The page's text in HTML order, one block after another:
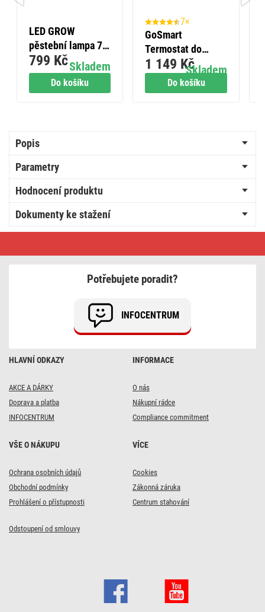
Do košíku
LED GROW
pěstební lampa 7
W, časovač, bílá
Skladem
799 Kč
Do košíku
7×
GoSmart
Termostat do
zásuvky s funkcí
digitálního
časovače 2v1 s
Skladem
1 149 Kč
Popis
Parametry
Hodnocení produktu
Dokumenty ke stažení
drátový
HLAVNÍ ODKAZY
AKCE A DÁRKY
Doprava a platba
INFOCENTRUM
INFORMACE
O nás
Nákupní rádce
Compliance commitment
VŠE O NÁKUPU
Ochrana osobních údajů
Obchodní podmínky
Prohlášení o přístupnosti
VÍCE
Cookies
Zákonná záruka
Centrum stahování
Odstoupení od smlouvy
Potřebujete poradit?
INFOCENTRUM